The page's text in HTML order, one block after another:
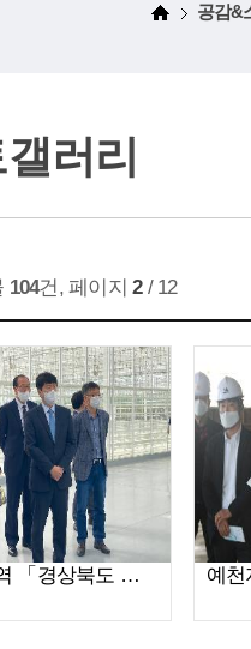
공감&
러리
104건, 페이지 2/ 12
상주지역 「경상북도 청렴도민감사관」 초청 간담회(2022.5.3)